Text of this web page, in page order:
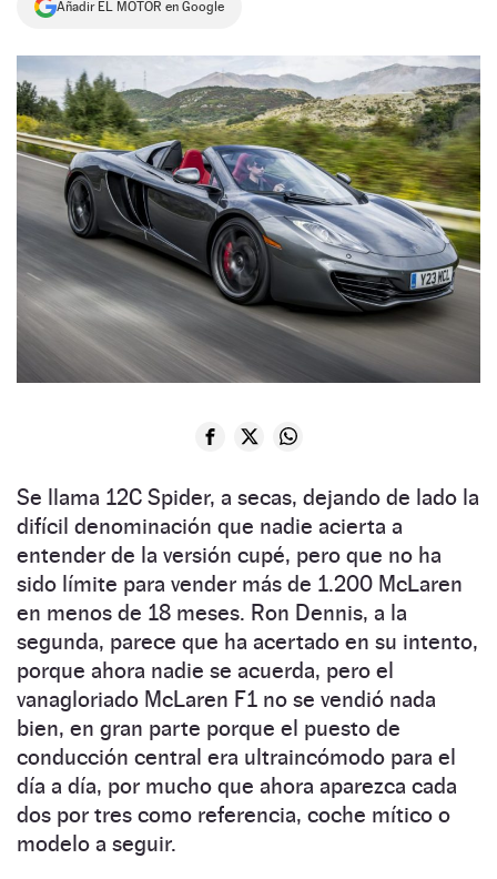
SÍGUENOS
Añadir EL MOTOR en Google
Se llama 12C Spider, a secas, dejando de lado la
difícil denominación que nadie acierta a
entender de la versión cupé, pero que no ha
sido límite para vender más de 1.200 McLaren
en menos de 18 meses. Ron Dennis, a la
segunda, parece que ha acertado en su intento,
porque ahora nadie se acuerda, pero el
vanagloriado McLaren F1 no se vendió nada
bien, en gran parte porque el puesto de
conducción central era ultraincómodo para el
día a día, por mucho que ahora aparezca cada
dos por tres como referencia, coche mítico o
modelo a seguir.